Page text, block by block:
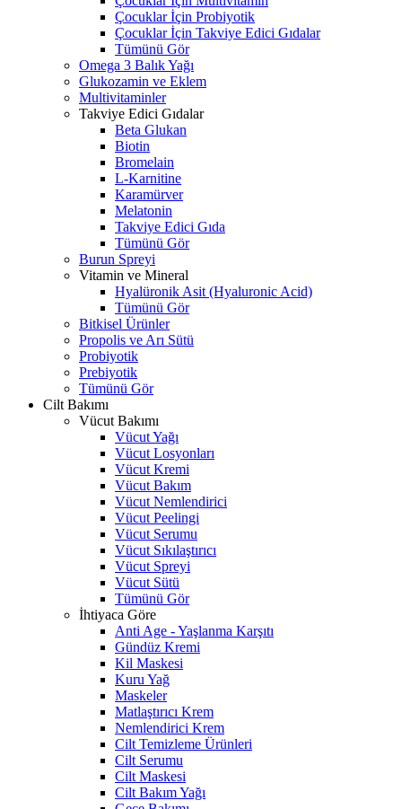
Çocuklar İçin Probiyotik
Çocuklar İçin Takviye Edici Gıdalar
Tümünü Gör
Omega 3 Balık Yağı
Glukozamin ve Eklem
Multivitaminler
Takviye Edici Gıdalar
Beta Glukan
Biotin
Bromelain
L-Karnitine
Karamürver
Melatonin
Takviye Edici Gıda
Tümünü Gör
Burun Spreyi
Vitamin ve Mineral
Hyalüronik Asit (Hyaluronic Acid)
Tümünü Gör
Bitkisel Ürünler
Propolis ve Arı Sütü
Probiyotik
Prebiyotik
Tümünü Gör
Cilt Bakımı
Vücut Bakımı
Vücut Yağı
Vücut Losyonları
Vücut Kremi
Vücut Bakım
Vücut Nemlendirici
Vücut Peelingi
Vücut Serumu
Vücut Sıkılaştırıcı
Vücut Spreyi
Vücut Sütü
Tümünü Gör
İhtiyaca Göre
Anti Age - Yaşlanma Karşıtı
Gündüz Kremi
Kil Maskesi
Kuru Yağ
Maskeler
Matlaştırıcı Krem
Nemlendirici Krem
Cilt Temizleme Ürünleri
Cilt Serumu
Cilt Maskesi
Cilt Bakım Yağı